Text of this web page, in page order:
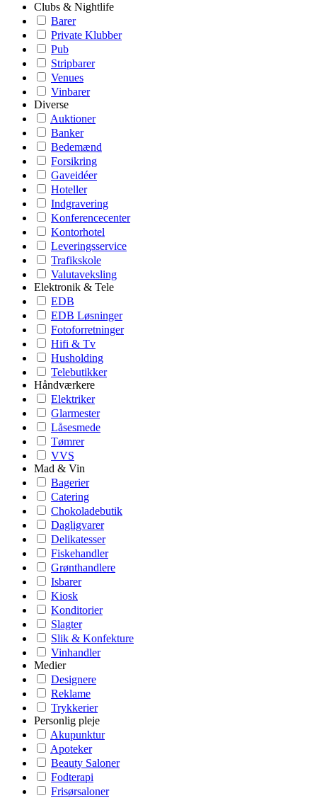
Clubs & Nightlife
Barer
Private Klubber
Pub
Stripbarer
Venues
Vinbarer
Diverse
Auktioner
Banker
Bedemænd
Forsikring
Gaveidéer
Hoteller
Indgravering
Konferencecenter
Kontorhotel
Leveringsservice
Trafikskole
Valutaveksling
Elektronik & Tele
EDB
EDB Løsninger
Fotoforretninger
Hifi & Tv
Husholding
Telebutikker
Håndværkere
Elektriker
Glarmester
Låsesmede
Tømrer
VVS
Mad & Vin
Bagerier
Catering
Chokoladebutik
Dagligvarer
Delikatesser
Fiskehandler
Grønthandlere
Isbarer
Kiosk
Konditorier
Slagter
Slik & Konfekture
Vinhandler
Medier
Designere
Reklame
Trykkerier
Personlig pleje
Akupunktur
Apoteker
Beauty Saloner
Fodterapi
Frisørsaloner